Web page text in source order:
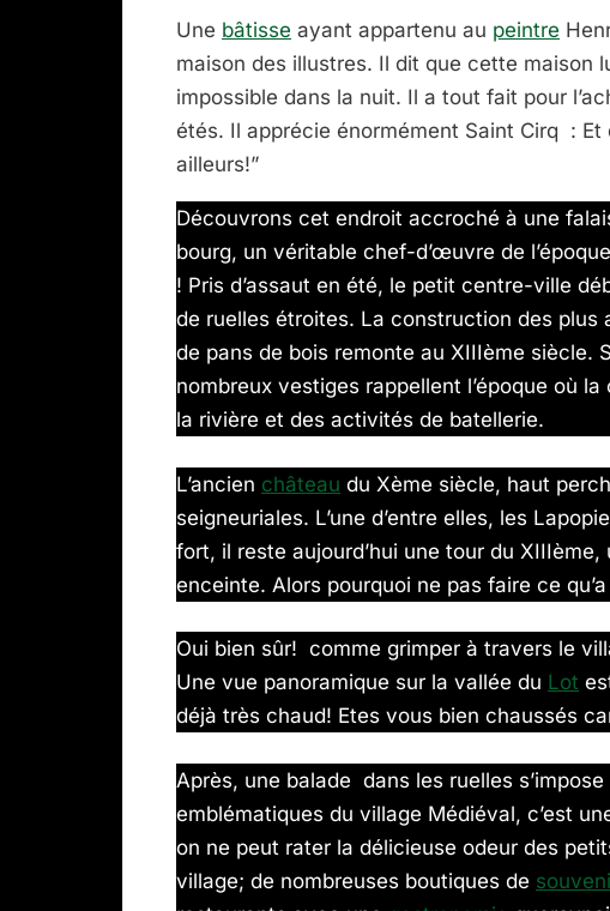
Une bâtisse ayant appartenu au peintre
maison des illustres. Il dit que cette maison
impossible dans la nuit. Il a tout fait pour
étés. Il apprécie énormément Saint Cirq : Et
ailleurs!”
Découvrons cet endroit accroché à une
bourg, un véritable chef-d’œuvre de
! Pris d’assaut en été, le petit centre-ville
de ruelles étroites. La construction des plus
de pans de bois remonte au XIIIème siècle.
nombreux vestiges rappellent l’époque où
la rivière et des activités de batellerie.
L’ancien château du Xème siècle, haut
seigneuriales. L’une d’entre elles, les
fort, il reste aujourd’hui une tour du
enceinte. Alors pourquoi ne pas faire ce
Oui bien sûr! comme grimper à travers le
Une vue panoramique sur la vallée du Lot
déjà très chaud! Etes vous bien chaussés
Après, une balade dans les ruelles
emblématiques du village Médiéval, c’est
on ne peut rater la délicieuse odeur des
village; de nombreuses boutiques de